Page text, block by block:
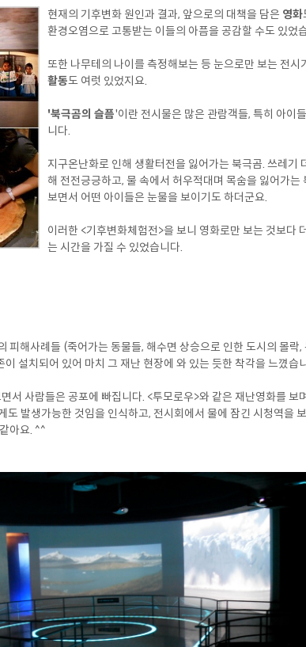
현재의 기후변화 원인과 결과, 앞으로의 대책을 담은 영화
환경오염으로 고통받는 이들의 아픔을 공감할 수도 있었
또한 나무테의 나이를 측정해보는 등 눈으로만 보는 전시
활동도 여럿 있었지요.
'북극곰의 슬픔'이란 전시물은 많은 관람객들, 특히 아이
니다.
지구온난화로 인해 생활터전을 잃어가는 북극곰. 쓰레기
해 전전긍긍하고, 물 속에서 허우적대며 목숨을 잃어가는
보면서 어떤 아이들은 눈물을 보이기도 하더군요.
이러한 <기후변화체험전>을 보니 영화로만 보는 것보다
는 시간을 가질 수 있었습니다.
피해사례들 (죽어가는 동물들, 해수면 상승으로 인한 도시의 몰락
설치되어 있어 마치 그 재난 현장에 와 있는 듯한 착각을 느꼈습
서 사람들은 공포에 빠집니다. <투모로우>와 같은 재난영화를 보
도 발생가능한 것임을 인식하고, 전시회에서 물에 잠긴 시청역을
아요. ^^